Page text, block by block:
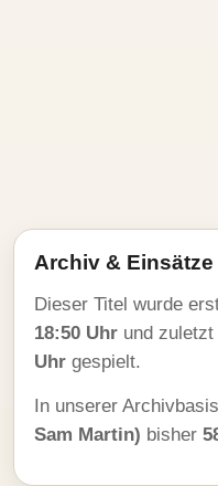
Archiv & Einsätze
Dieser Titel wurde
18:50 Uhr und zuletzt
Uhr gespielt.
In unserer
Sam Martin) bisher